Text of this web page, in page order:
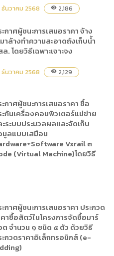
ธันวาคม 2568 visibility 2,186
กาศผู้ชนะการเสนอราคา จ้าง
าล้างทำความสะอาดถังเก็บน้ำ
. โดยวิธีเฉพาะเจาะจง
ธันวาคม 2568 visibility 2,129
กาศผู้ชนะการเสนอราคา ซื้อ
ะกันเครื่องคอมพิวเตอร์แม่ข่าย
ระบบประมวลผลและจัดเก็บ
มูลแบบเสมือน
Vxrail ๓
(Virtual Machine)โดยวิธี
กาศผู้ชนะการเสนอราคา ประกวด
าซื้อสัตว์ในโครงการจัดซื้อมาร์
ต จำนวน ๑ ชนิด ๕ ตัว ด้วยวิธี
ะกวดราคาอิเล็กทรอนิกส์ (e-